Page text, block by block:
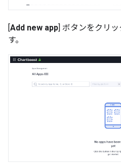
Add new app ] ボタンをクリ
す。